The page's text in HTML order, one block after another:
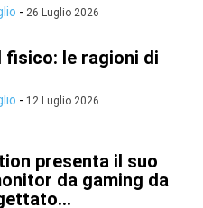
- 26 Luglio 2026
fisico: le ragioni di
- 12 Luglio 2026
presenta il suo
da gaming da